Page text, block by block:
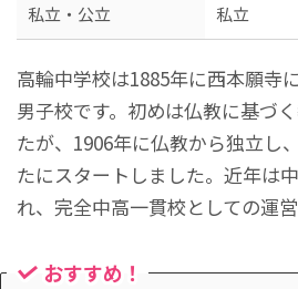
私立・公立 私立
高輪中学校は1885年に西本願寺
男子校です。初めは仏教に基づ
たが、1906年に仏教から独立し
たにスタートしました。近年は
れ、完全中高一貫校としての運営
おすすめ！